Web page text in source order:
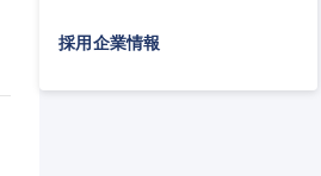
採用企業情報